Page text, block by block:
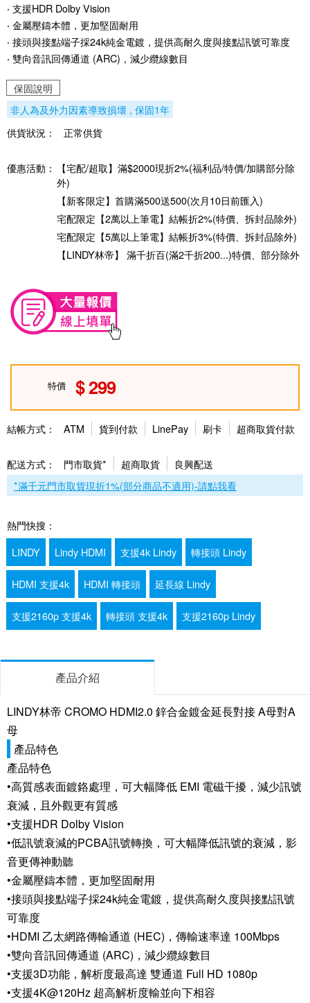
‧ 支援HDR Dolby Vision
‧ 金屬壓鑄本體，更加堅固耐用
‧ 接頭與接點端子採24k純金電鍍，提供高耐久度與接點訊號可靠度
‧ 雙向音訊回傳通道 (ARC)，減少纜線數目
保固說明
非人為及外力因素導致損壞 , 保固1年
供貨狀況：
正常供貨
優惠活動：
【宅配/超取】滿$2000現折2%(福利品/特價/加購部分除
外)
【新客限定】首購滿500送500(次月10日前匯入)
宅配限定【2萬以上筆電】結帳折2%(特價、拆封品除外)
宅配限定【5萬以上筆電】結帳折3%(特價、拆封品除外)
【LINDY林帝】 滿千折百(滿2千折200...)特價、部分除外
特價 299
結帳方式： ATM 貨到付款 LinePay 刷卡 超商取貨付款
配送方式： 門市取貨* 超商取貨
良興配送
*滿千元門市取貨現折1%(部分商品不適用)-請點我看
熱門快搜：
LINDY
Lindy HDMI 支援4k Lindy 轉接頭 Lindy
HDMI 支援4k HDMI 轉接頭 延長線 Lindy
支援2160p 支援4k 轉接頭 支援4k 支援2160p Lindy
產品介紹
LINDY林帝 CROMO HDMI2.0 鋅合金鍍金延長對接 A母對A
母
產品特色
產品特色
•高質感表面鍍鉻處理，可大幅降低 EMI 電磁干擾，減少訊號
衰減，且外觀更有質感
•支援HDR Dolby Vision
•低訊號衰減的PCBA訊號轉換，可大幅降低訊號的衰減，影
音更傳神動聽
•金屬壓鑄本體，更加堅固耐用
•接頭與接點端子採24k純金電鍍，提供高耐久度與接點訊號
可靠度
•HDMI 乙太網路傳輸通道 (HEC)，傳輸速率達 100Mbps
•雙向音訊回傳通道 (ARC)，減少纜線數目
•支援3D功能，解析度最高達 雙通道 Full HD 1080p
•支援4K@120Hz 超高解析度輸並向下相容